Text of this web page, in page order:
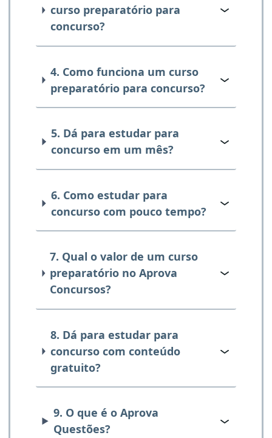
curso preparatório para
concurso?
4. Como funciona um curso
preparatório para concurso?
5. Dá para estudar para
concurso em um mês?
6. Como estudar para
concurso com pouco tempo?
7. Qual o valor de um curso
preparatório no Aprova
Concursos?
8. Dá para estudar para
concurso com conteúdo
gratuito?
9. O que é o Aprova
Questões?